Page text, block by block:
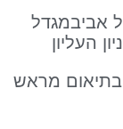
מראש